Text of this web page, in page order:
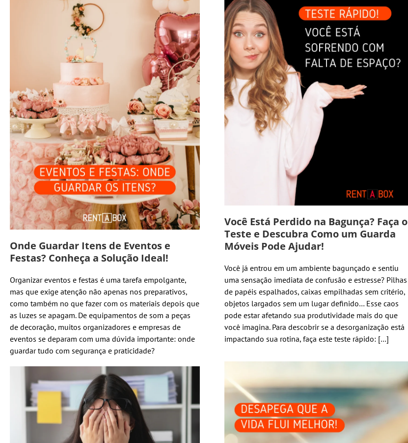
Onde Guardar Itens de Eventos e
Festas? Conheça a Solução Ideal!
Organizar eventos e festas é uma tarefa empolgante,
mas que exige atenção não apenas nos preparativos,
como também no que fazer com os materiais depois que
as luzes se apagam. De equipamentos de som a peças
de decoração, muitos organizadores e empresas de
eventos se deparam com uma dúvida importante: onde
guardar tudo com segurança e praticidade?
Você Está Perdido na Bagunça? Faça o
Teste e Descubra Como um Guarda
Móveis Pode Ajudar!
Você já entrou em um ambiente bagunçado e sentiu
uma sensação imediata de confusão e estresse? Pilhas
de papéis espalhados, caixas empilhadas sem critério,
objetos largados sem um lugar definido… Esse caos
pode estar afetando sua produtividade mais do que
você imagina. Para descobrir se a desorganização está
impactando sua rotina, faça este teste rápido: […]